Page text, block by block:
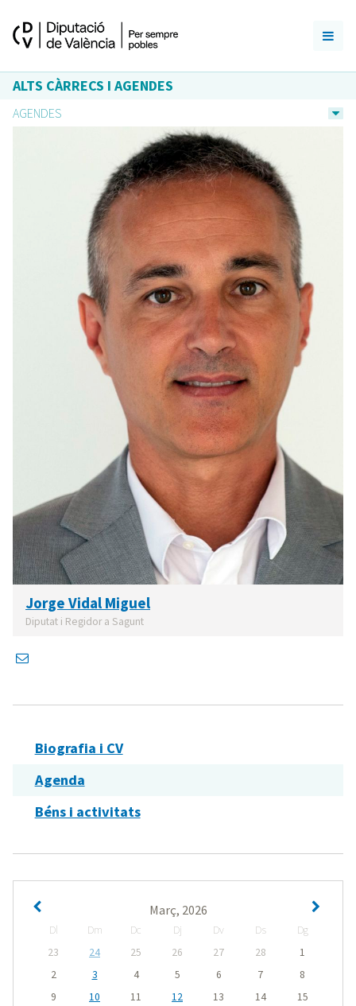
ALTS CÀRRECS I AGENDES
AGENDES
Jorge Vidal Miguel
Diputat i Regidor a Sagunt
Biografia i CV
Agenda
Béns i activitats
Març, 2026
Dl Dm Dc Dj Dv Ds
Dg
23
24 25 26 27 28
1
2
3 4 5 6 7
8
9
10 11 12 13 14
15